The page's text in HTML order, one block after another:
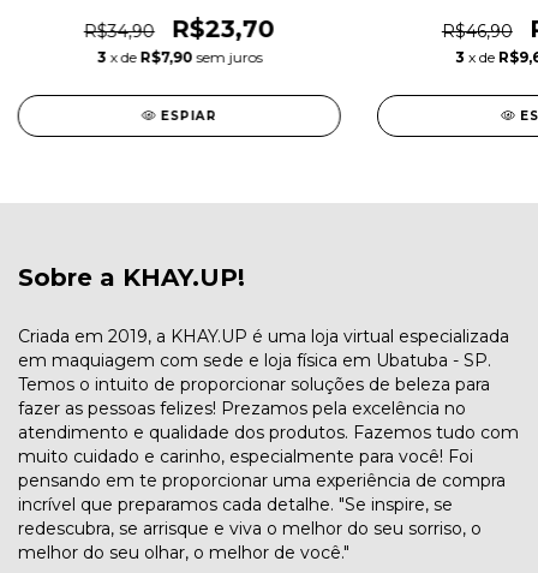
R$34,90 R$23,70
3 x de R$7,90 sem juros
ESPIAR
R$46,90
3 x de
Sobre a KHAY.UP!
Criada em 2019, a KHAY.UP é uma loja virtual especializada
em maquiagem com sede e loja física em Ubatuba - SP.
Temos o intuito de proporcionar soluções de beleza para
fazer as pessoas felizes! Prezamos pela excelência no
atendimento e qualidade dos produtos. Fazemos tudo com
muito cuidado e carinho, especialmente para você! Foi
pensando em te proporcionar uma experiência de compra
incrível que preparamos cada detalhe. "Se inspire, se
redescubra, se arrisque e viva o melhor do seu sorriso, o
melhor do seu olhar, o melhor de você."